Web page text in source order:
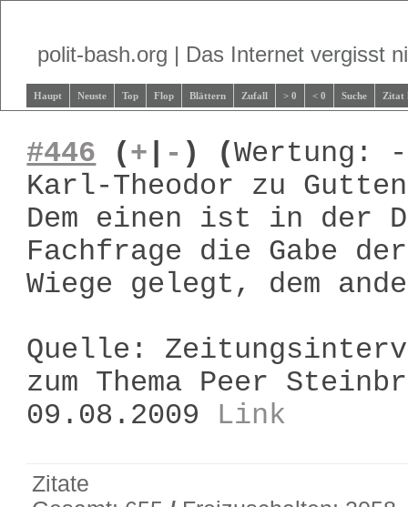
polit-bash.org | Das Internet vergisst
Haupt Neuste Top Flop Blättern Zufall > 0 < 0 Suche Zitat
#446 (+ - ) (Wertung: -
Karl-Theodor zu
Dem einen ist in der
Fachfrage die Gabe
Wiege gelegt, dem
Quelle:
zum Thema Peer
09.08.2009 Link
Zitate